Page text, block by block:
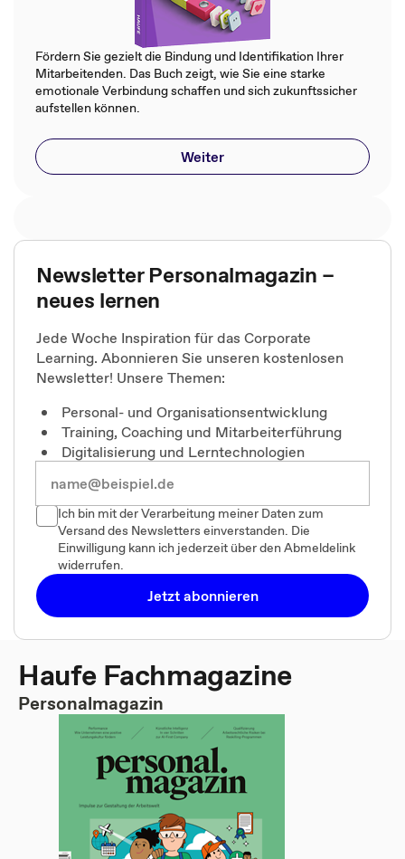
Fördern Sie gezielt die Bindung und Identifikation Ihrer
Mitarbeitenden. Das Buch zeigt, wie Sie eine starke
emotionale Verbindung schaffen und sich zukunftssicher
aufstellen können.
Weiter
Newsletter Personalmagazin –
neues lernen
Jede Woche Inspiration für das Corporate
Learning. Abonnieren Sie unseren kostenlosen
Newsletter! Unsere Themen:
Personal- und Organisationsentwicklung
Training, Coaching und Mitarbeiterführung
Digitalisierung und Lerntechnologien
Ich bin mit der Verarbeitung meiner Daten zum
Versand des Newsletters einverstanden. Die
Einwilligung kann ich jederzeit über den Abmeldelink
widerrufen.
Jetzt abonnieren
Haufe Fachmagazine
Personalmagazin